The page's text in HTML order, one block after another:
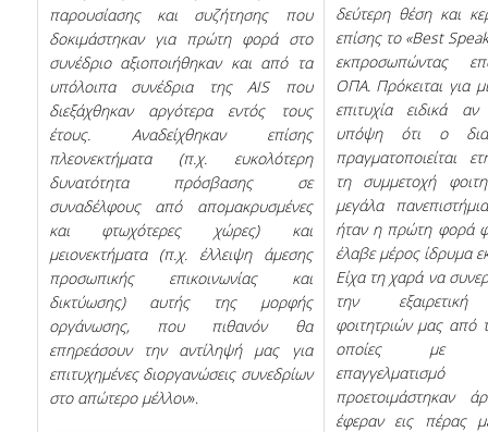
παρουσίασης και συζήτησης που
δοκιμάστηκαν για πρώτη φορά στο
συνέδριο αξιοποιήθηκαν και από τα
υπόλοιπα συνέδρια τηςAISπου
διεξάχθηκαν αργότερα εντός τους
έτους. Αναδείχθηκαν επίσης
πλεονεκτήματα (π.χ. ευκολότερη
δυνατότητα πρόσβασης σε
συναδέλφους από απομακρυσμένες
και φτωχότερες χώρες) και
μειονεκτήματα (π.χ. έλλειψη άμεσης
προσωπικής επικοινωνίας και
δικτύωσης) αυτής της μορφής
οργάνωσης, που πιθανόν θα
επηρεάσουν την αντίληψή μας για
επιτυχημένες διοργανώσεις συνεδρίων
στο απώτερο μέλλον».
δεύτερη θέση και
επίσης το «Best
εκπροσωπώντας
ΟΠΑ. Πρόκειται για
επιτυχία ειδικά
υπόψη ότι ο
πραγματοποιείται
τη συμμετοχή
μεγάλα
ήταν η πρώτη φορά
έλαβε μέρος ίδρυμα
Είχα τη χαρά να
την
φοιτητριών μας από
οποίες με
επαγγελματισμό
προετοιμάστηκαν
έφεραν εις πέρας